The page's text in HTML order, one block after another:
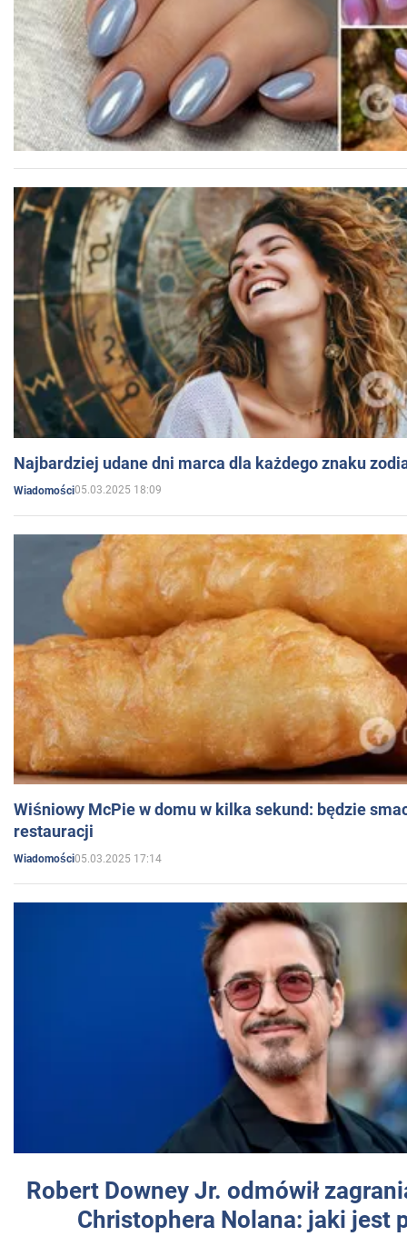
Najbardziej udane dni marca dla każdego znaku
Wiadomości05.03.2025 18:09
Wiśniowy McPie w domu w kilka sekund: będzie
restauracji
Wiadomości05.03.2025 17:14
Robert Downey Jr. odmówił
Christophera Nolana: jaki jest